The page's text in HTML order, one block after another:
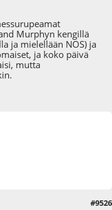
Murphyn kengillä
ja mielellään NOS) ja
ja koko päivä
mutta
#9526